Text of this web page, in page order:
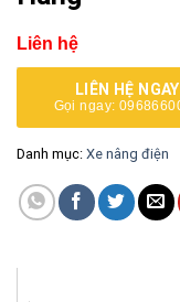
Liên hệ
LIÊN HỆ NGAY
Gọi ngay:
Danh mục: Xe nâng điện